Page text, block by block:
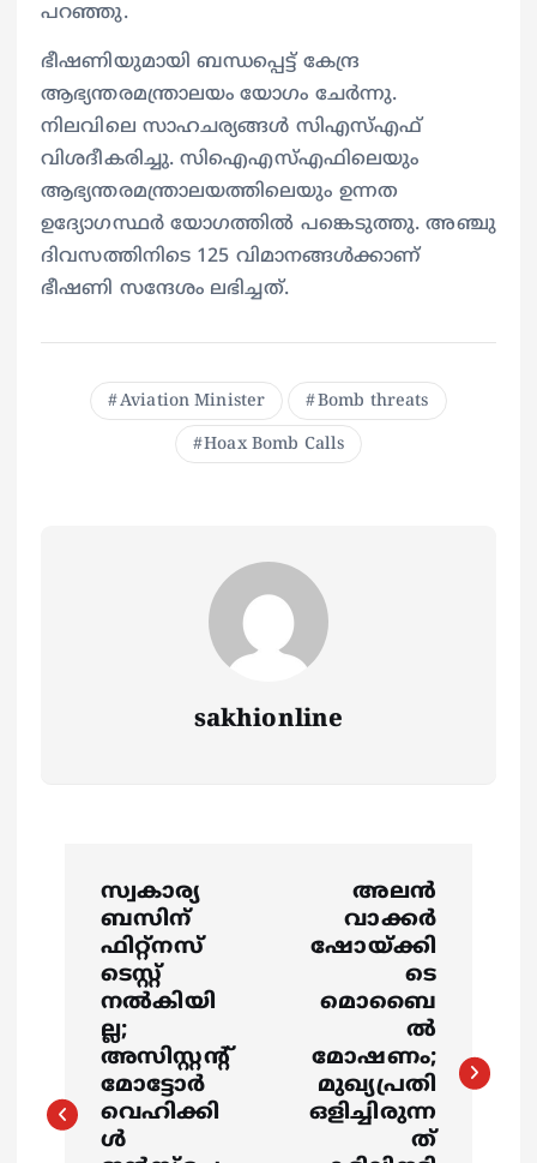
പറഞ്ഞു.
ഭീഷണിയുമായി ബന്ധപ്പെട്ട് കേന്ദ്ര
ആഭ്യന്തരമന്ത്രാലയം യോഗം ചേര്‍ന്നു.
നിലവിലെ സാഹചര്യങ്ങള്‍ സിഎസ്എഫ്
വിശദീകരിച്ചു. സിഐഎസ്എഫിലെയും
ആഭ്യന്തരമന്ത്രാലയത്തിലെയും ഉന്നത
ഉദ്യോഗസ്ഥര്‍ യോഗത്തില്‍ പങ്കെടുത്തു. അഞ്ചു
ദിവസത്തിനിടെ 125 വിമാനങ്ങള്‍ക്കാണ്
ഭീഷണി സന്ദേശം ലഭിച്ചത്.
Aviation Minister Bomb threats
Hoax Bomb Calls
sakhionline
n
സ്വകാര്യ
ബസിന്
ഫിറ്റ്‌നസ്
ടെസ്റ്റ്
നൽകിയി
ല്ല;
അസിസ്റ്റന്റ്
മോട്ടോർ
വെഹിക്കി
ൾ
അലൻ
വാക്കർ
ഷോയ്ക്കി
ടെ
മൊബൈ
ൽ
മോഷണം;
മുഖ്യപ്രതി
ഒളിച്ചിരുന്ന
ത്